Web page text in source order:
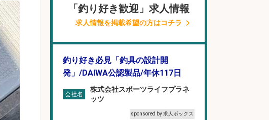
「釣り好き歓迎」求人情報
求人情報を掲載希望の方はコチラ
釣り好き必見「釣具の設計開
発」/DAIWA公認製品/年休117日
会社名
株式会社スポーツライフプラネ
ッツ
sponsored by 求人ボックス